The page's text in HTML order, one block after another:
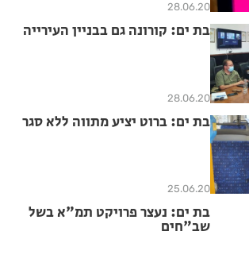
28.06.20
בת ים: קורונה גם בבניין העירייה
28.06.20
בת ים: ברוט יציע מתווה ללא סגר
25.06.20
בת ים: נעצר פרויקט תמ"א בשל
שב"חים